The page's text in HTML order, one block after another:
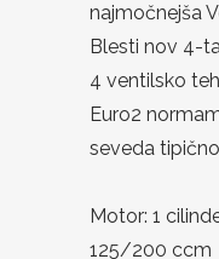
najmočnejša
Blesti nov 4-
4 ventilsko
Euro2
seveda tipično
Motor: 1
125/200 ccm